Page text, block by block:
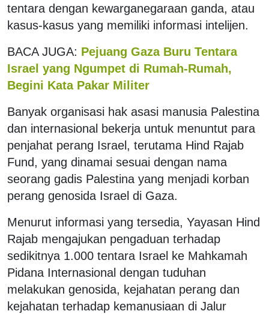
tentara dengan kewarganegaraan ganda, atau
kasus-kasus yang memiliki informasi intelijen.
BACA JUGA: Pejuang Gaza Buru Tentara
Israel yang Ngumpet di Rumah-Rumah,
Begini Kata Pakar Militer
Banyak organisasi hak asasi manusia Palestina
dan internasional bekerja untuk menuntut para
penjahat perang Israel, terutama Hind Rajab
Fund, yang dinamai sesuai dengan nama
seorang gadis Palestina yang menjadi korban
perang genosida Israel di Gaza.
Menurut informasi yang tersedia, Yayasan Hind
Rajab mengajukan pengaduan terhadap
sedikitnya 1.000 tentara Israel ke Mahkamah
Pidana Internasional dengan tuduhan
melakukan genosida, kejahatan perang dan
kejahatan terhadap kemanusiaan di Jalur